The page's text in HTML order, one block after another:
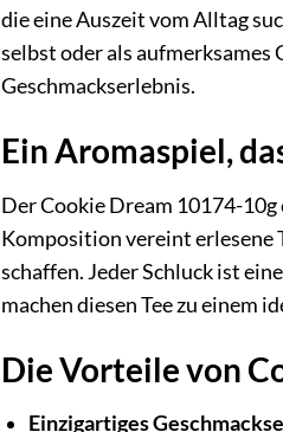
die eine Auszeit vom Alltag
selbst oder als aufmerksames
Geschmackserlebnis.
Ein Aromaspiel,
Der Cookie Dream 10174-
Komposition vereint erlesene
schaffen. Jeder Schluck ist
machen diesen Tee zu einem
Die Vorteile von
Einzigartiges